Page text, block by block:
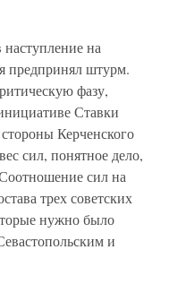
на
предпринял штурм.
фазу,
Ставки
Керченского
сил, понятное дело,
сил на
трех советских
нужно было
и